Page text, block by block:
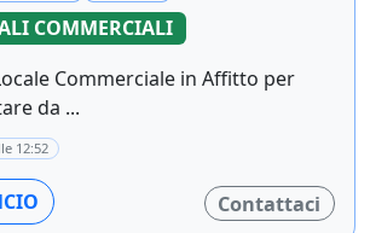
COMMERCIALI
Commerciale in Affitto per
da ...
12:52
Contattaci